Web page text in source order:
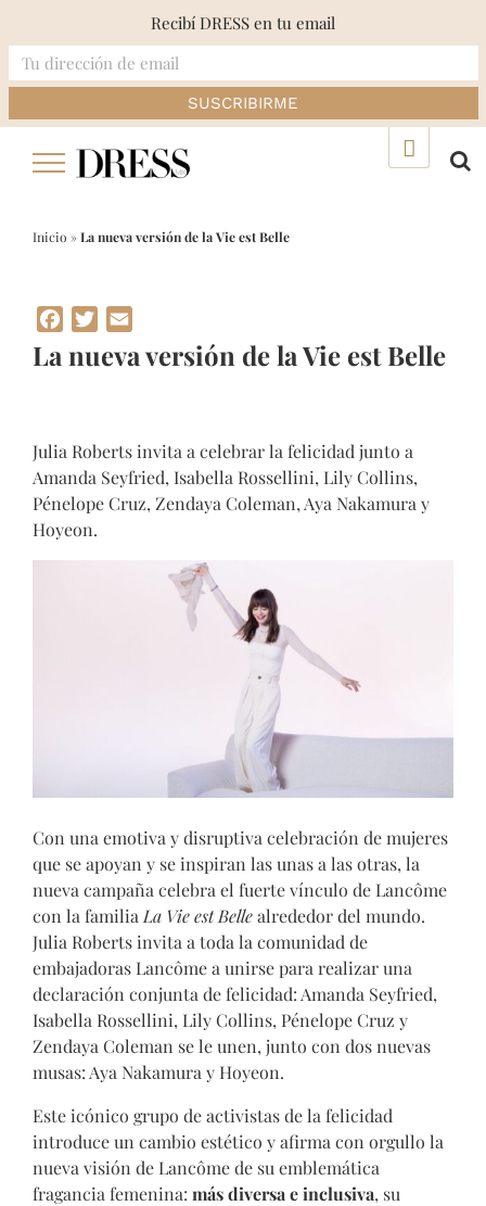
Inicio »La nueva versión de la Vie est Belle
Facebook
Twitter
La nueva versión de la Vie est Belle
Julia Roberts invita a celebrar la felicidad junto a
Amanda Seyfried, Isabella Rossellini, Lily Collins,
Pénelope Cruz, Zendaya Coleman, Aya Nakamura y
Hoyeon.
Con una emotiva y disruptiva celebración de mujeres
que se apoyan y se inspiran las unas a las otras, la
nueva campaña celebra el fuerte vínculo de Lancôme
con la familia La Vie est Bellealrededor del mundo.
Julia Roberts invita a toda la comunidad de
embajadoras Lancôme a unirse para realizar una
declaración conjunta de felicidad: Amanda Seyfried,
Isabella Rossellini, Lily Collins, Pénelope Cruz y
Zendaya Coleman se le unen, junto con dos nuevas
musas: Aya Nakamura y Hoyeon.
Este icónico grupo de activistas de la felicidad
introduce un cambio estético y afirma con orgullo la
nueva visión de Lancôme de su emblemática
fragancia femenina: más diversa e inclusiva, su
Recibí DRESS en tu email